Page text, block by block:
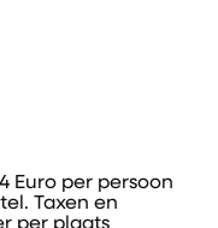
Euro per persoon
Taxen en
per plaats